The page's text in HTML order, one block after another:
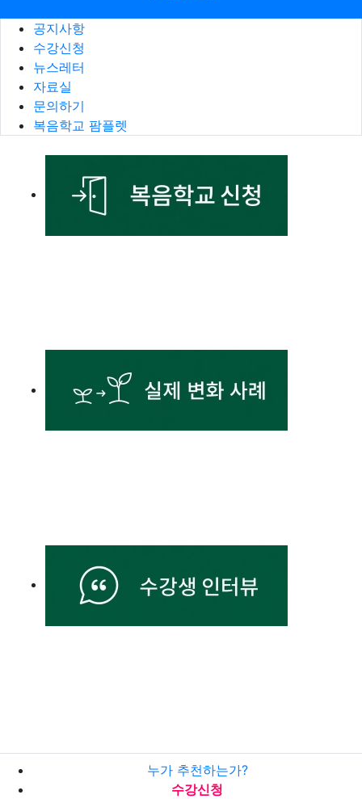
공지사항
수강신청
뉴스레터
자료실
문의하기
복음학교 팜플렛
누가 추천하는가?
수강신청